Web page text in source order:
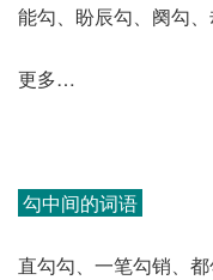
能勾、盼辰勾、阕勾
更多…
勾中间的词语
直勾勾、一笔勾销、